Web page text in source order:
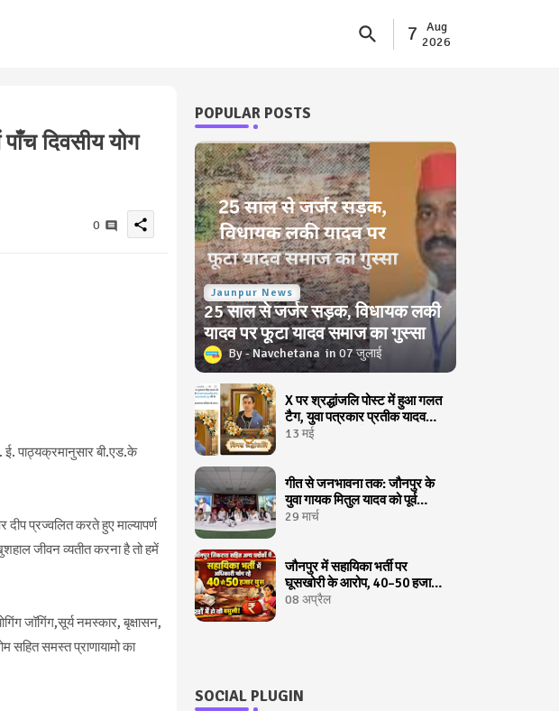
7
Aug
2026
दिवसीय योग
0 share
ई. पाठ्यक्रमानुसार बी.एड.के
दीप प्रज्वलित करते हुए माल्यापर्ण
जीवन व्यतीत करना है तो हमें
जॉगिंग,सूर्य नमस्कार, बृक्षासन,
सहित समस्त प्राणायामो का
POPULAR POSTS
Jaunpur News
25 साल से जर्जर सड़क, विधायक लकी
यादव पर फूटा यादव समाज का गुस्सा
Navchetana 07 जुलाई
X पर श्रद्धांजलि पोस्ट में हुआ गलत
टैग, युवा पत्रकार प्रतीक यादव
अचानक बने चर्चा का केंद्र
13 मई
गीत से जनभावना तक: जौनपुर के
युवा गायक मितुल यादव को पूर्व
मुख्यमन्त्री ने लखनऊ में किया
29 मार्च
जौनपुर में सहायिका भर्ती पर
घूसखोरी के आरोप, 40–50 हजार
रुपये मांगने की शिकायत
08 अप्रैल
SOCIAL PLUGIN